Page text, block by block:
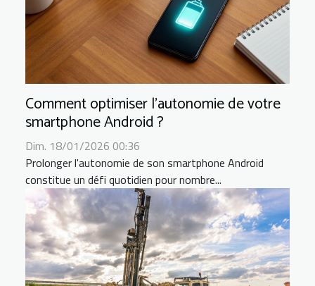
Comment optimiser l'autonomie de votre
smartphone Android ?
Dim. 18/01/2026 00:36
Prolonger l'autonomie de son smartphone Android
constitue un défi quotidien pour nombre...